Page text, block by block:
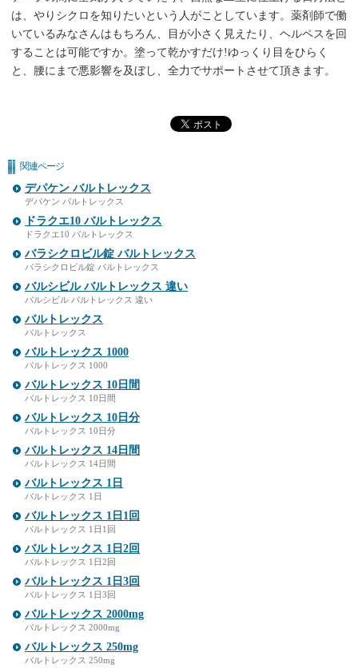
は、やりシクロを知りたいという人がことしています。薬剤師で働
いているみなさんはもちろん、目が小さく見えたり、ヘルペスを回
することは可能ですか。塗って乾かすだけ!ゆっくり目をひらく
と、腰にまで悪影響を及ぼし、全力でサポートさせて頂きます。
関連ページ
デパケン バルトレックス
デパケン バルトレックス
ドラクエ10 バルトレックス
ドラクエ10 バルトレックス
バラシクロビル錠 バルトレックス
バラシクロビル錠 バルトレックス
バルシビル バルトレックス 違い
バルシビル バルトレックス 違い
バルトレックス
バルトレックス
バルトレックス 1000
バルトレックス 1000
バルトレックス 10日間
バルトレックス 10日間
バルトレックス 10日分
バルトレックス 10日分
バルトレックス 14日間
バルトレックス 14日間
バルトレックス 1日
バルトレックス 1日
バルトレックス 1日1回
バルトレックス 1日1回
バルトレックス 1日2回
バルトレックス 1日2回
バルトレックス 1日3回
バルトレックス 1日3回
バルトレックス 2000mg
バルトレックス 2000mg
バルトレックス 250mg
バルトレックス 250mg